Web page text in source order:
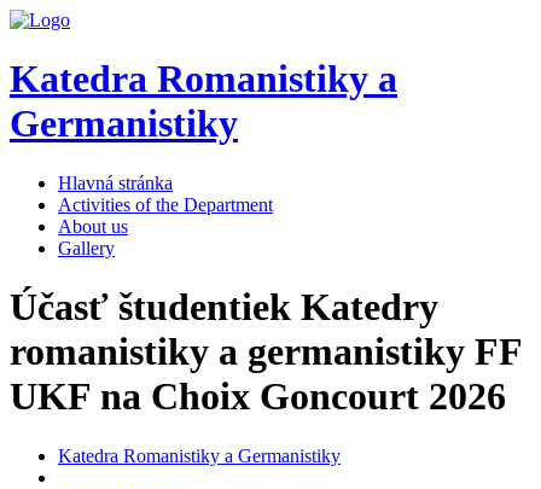
Katedra Romanistiky a
Germanistiky
Hlavná stránka
Activities of the Department
About us
Gallery
Účasť študentiek Katedry
romanistiky a germanistiky FF
UKF na Choix Goncourt 2026
Katedra Romanistiky a Germanistiky